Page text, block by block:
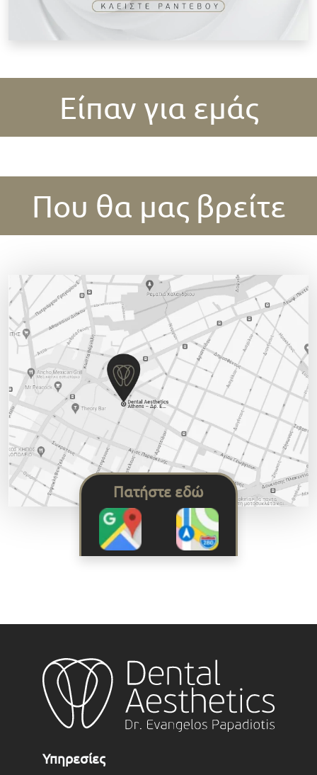
Είπαν για εμάς
Που θα μας βρείτε
Πατήστε εδώ
Υπηρεσίες